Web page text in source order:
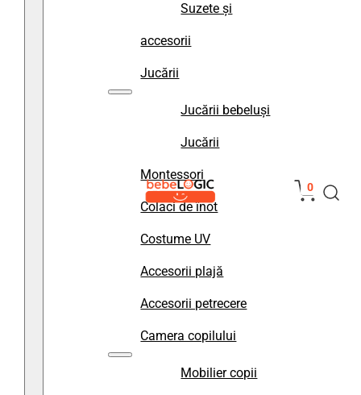
Suzete și
accesorii
Jucării
Jucării bebeluși
Jucării
Montessori
Colaci de înot
Costume UV
Accesorii plajă
Accesorii petrecere
Camera copilului
Mobilier copii
0